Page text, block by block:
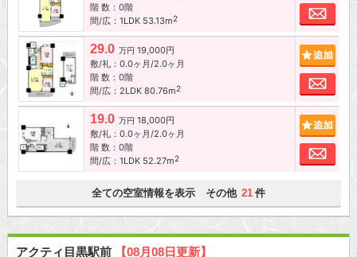
階 数：0階
間/広：1LDK 53.13m2
お
29.0 万円 19,000円
敷/礼：0.0ヶ月/2.0ヶ月
階 数：0階
間/広：2LDK 80.76m2
お
19.0 万円 18,000円
敷/礼：0.0ヶ月/2.0ヶ月
階 数：0階
間/広：1LDK 52.27m2
お
全ての空室情報を表示 その他 21 件
アクティ目黒駅前 【08月08日更新】